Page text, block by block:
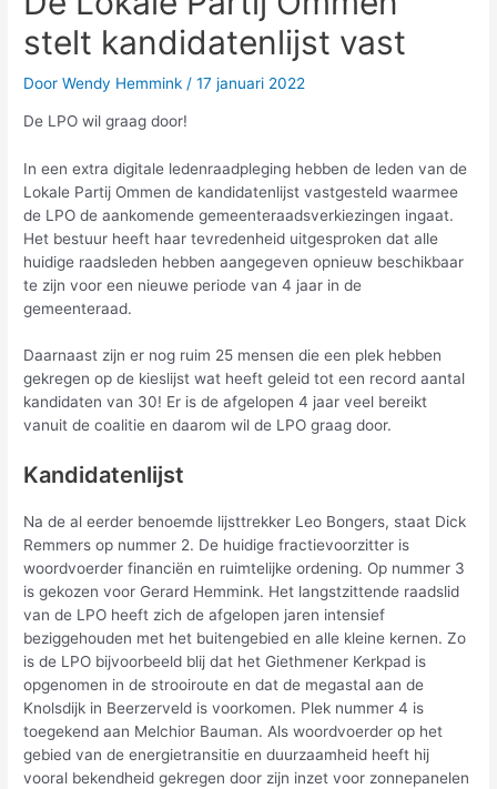
stelt kandidatenlijst vast
DoorWendy Hemmink /17 januari 2022
De LPO wil graag door!
In een extra digitale ledenraadpleging hebben de leden van de
Lokale Partij Ommen de kandidatenlijst vastgesteld waarmee
de LPO de aankomende gemeenteraadsverkiezingen ingaat.
Het bestuur heeft haar tevredenheid uitgesproken dat alle
huidige raadsleden hebben aangegeven opnieuw beschikbaar
te zijn voor een nieuwe periode van 4 jaar in de
gemeenteraad.
Daarnaast zijn er nog ruim 25 mensen die een plek hebben
gekregen op de kieslijst wat heeft geleid tot een record aantal
kandidaten van 30! Er is de afgelopen 4 jaar veel bereikt
vanuit de coalitie en daarom wil de LPO graag door.
Kandidatenlijst
Na de al eerder benoemde lijsttrekker Leo Bongers, staat Dick
Remmers op nummer 2. De huidige fractievoorzitter is
woordvoerder financiën en ruimtelijke ordening. Op nummer 3
is gekozen voor Gerard Hemmink. Het langstzittende raadslid
van de LPO heeft zich de afgelopen jaren intensief
beziggehouden met het buitengebied en alle kleine kernen. Zo
is de LPO bijvoorbeeld blij dat het Giethmener Kerkpad is
opgenomen in de strooiroute en dat de megastal aan de
Knolsdijk in Beerzerveld is voorkomen. Plek nummer 4 is
toegekend aan Melchior Bauman. Als woordvoerder op het
gebied van de energietransitie en duurzaamheid heeft hij
vooral bekendheid gekregen door zijn inzet voor zonnepanelen